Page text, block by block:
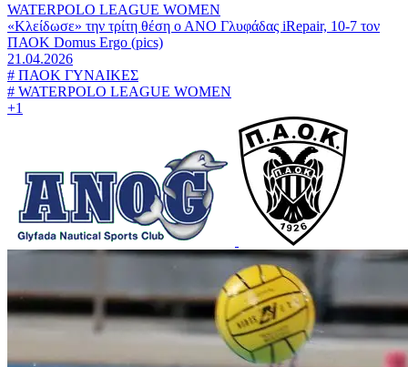
WATERPOLO LEAGUE WOMEN
«Κλείδωσε» την τρίτη θέση ο ΑΝΟ Γλυφάδας iRepair, 10-7 τον
ΠΑΟΚ Domus Ergo (pics)
21.04.2026
# ΠΑΟΚ ΓΥΝΑΙΚΕΣ
# WATERPOLO LEAGUE WOMEN
+1